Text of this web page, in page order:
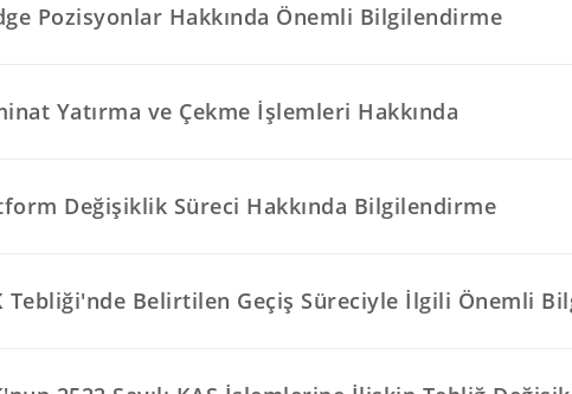
Pozisyonlar Hakkında Önemli Bilgilendirme
Yatırma ve Çekme İşlemleri Hakkında
Değişiklik Süreci Hakkında Bilgilendirme
Tebliği'nde Belirtilen Geçiş Süreciyle İlgili Önemli